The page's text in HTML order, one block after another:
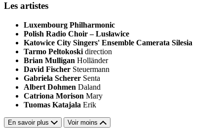
Les artistes
Luxembourg Philharmonic
Polish Radio Choir – Lusławice
Katowice City Singers' Ensemble Camerata Silesia
Tarmo Peltokoski direction
Brian Mulligan Holländer
David Fischer Steuermann
Gabriela Scherer Senta
Albert Dohmen Daland
Catriona Morison Mary
Tuomas Katajala Erik
En savoir plus Voir moins